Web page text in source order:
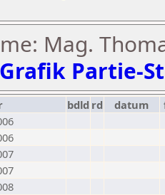
Mag.
Grafik Partie-
bdld rd datum